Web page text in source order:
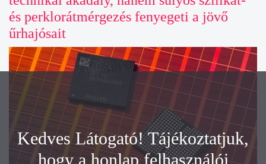
és perklorátmérgezés fenyegeti a jövő
űrhajósait
Kedves Látogató! Tájékoztatjuk,
hogy a honlap felhasználói